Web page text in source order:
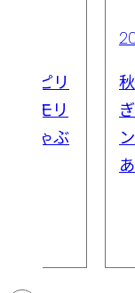
ぱピリ
リモリ
豚しゃぶ